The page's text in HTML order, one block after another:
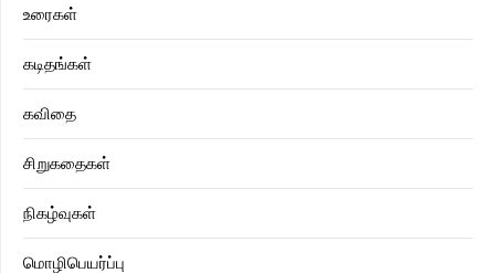
உரைகள்
கடிதங்கள்
கவிதை
சிறுகதைகள்
நிகழ்வுகள்
மொழிபெயர்ப்பு